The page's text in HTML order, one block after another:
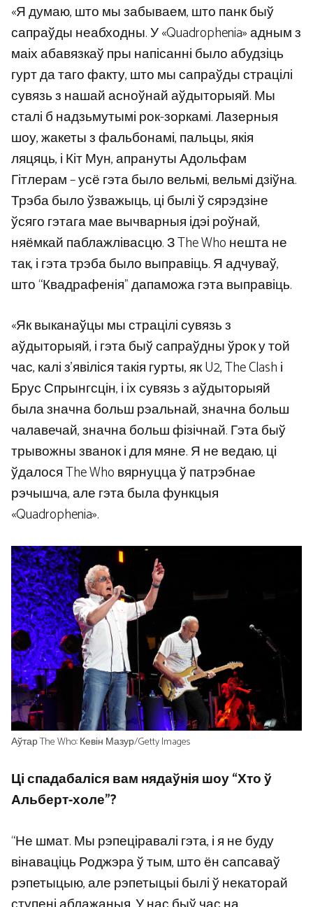
«Я думаю, што мы забываем, што панк быў
сапраўды неабходны. У «Quadrophenia» адным з
маіх абавязкаў пры напісанні было абудзіць
гурт да таго факту, што мы сапраўды страцілі
сувязь з нашай асноўнай аўдыторыяй. Мы
сталі б надзьмутымі рок-зоркамі. Лазерныя
шоу, жакеты з фальбонамі, пальцы, якія
ляцяць, і Кіт Мун, апрануты Адольфам
Гітлерам – усё гэта было вельмі, вельмі дзіўна.
Трэба было ўзважыць, ці былі ў сярэдзіне
ўсяго гэтага мае вычварныя ідэі роўнай,
няёмкай паблажлівасцю. З The Who нешта не
так, і гэта трэба было выправіць. Я адчуваў,
што “Квадрафенія” дапаможа гэта выправіць.
«Як выканаўцы мы страцілі сувязь з
аўдыторыяй, і гэта быў сапраўдны ўрок у той
час, калі з’явіліся такія гурты, як U2, The Clash і
Брус Спрынгсцін, і іх сувязь з аўдыторыяй
была значна больш рэальнай, значна больш
чалавечай, значна больш фізічнай. Гэта быў
трывожны званок і для мяне. Я не ведаю, ці
ўдалося The Who вярнуцца ў патрэбнае
рэчышча, але гэта была функцыя
«Quadrophenia».
Аўтар The Who: Кевін Мазур/Getty Images
Ці спадабаліся вам нядаўнія шоу “Хто ў
Альберт-холе”?
“Не шмат. Мы рэпеціравалі гэта, і я не буду
вінаваціць Роджэра ў тым, што ён сапсаваў
рэпетыцыю, але рэпетыцыі былі ў некаторай